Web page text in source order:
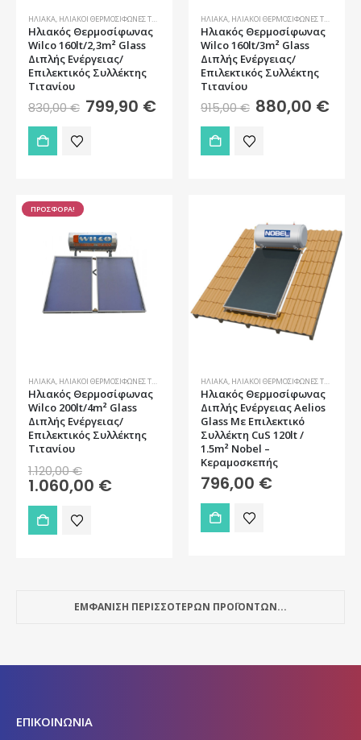
ΗΛΙΑΚΆ, ΗΛΙΑΚΟΊ ΘΕΡΜΟΣΊΦΩΝΕΣ ΤΑΡΆΤΣΑΣ
Ηλιακός Θερμοσίφωνας
Wilco 160lt/2,3m² Glass
Διπλής Ενέργειας/
Επιλεκτικός Συλλέκτης
Tιτανίου
830,00€ Original
price
799,90 €Η
τρέχουσα
799,90 €.
ΗΛΙΑΚΆ, ΗΛΙΑΚΟΊ ΘΕΡΜΟΣΊΦΩΝΕΣ ΤΑΡΆΤΣΑΣ
Ηλιακός Θερμοσίφωνας
Wilco 160lt/3m² Glass
Διπλής Ενέργειας/
Επιλεκτικός Συλλέκτης
Tιτανίου
915,00€ Original
price
915,00 €.
880,00 €Η
ΠΡΟΣΦΟΡΑ!
ΗΛΙΑΚΆ, ΗΛΙΑΚΟΊ ΘΕΡΜΟΣΊΦΩΝΕΣ ΤΑΡΆΤΣΑΣ
Ηλιακός Θερμοσίφωνας
Wilco 200lt/4m² Glass
Διπλής Ενέργειας/
Επιλεκτικός Συλλέκτης
Tιτανίου
1.120,00€price
was:
1.060,00 €Η
ΗΛΙΑΚΆ, ΗΛΙΑΚΟΊ ΘΕΡΜΟΣΊΦΩΝΕΣ ΤΑΡΆΤΣΑΣ
Ηλιακός Θερμοσίφωνας
Διπλής Ενέργειας Aelios
Glass Με Επιλεκτικό
Συλλέκτη CuS 120lt /
1.5m² Nobel –
Κεραμοσκεπής
796,00 €
ΕΜΦΑΝΙΣΗ ΠΕΡΙΣΣΟΤΕΡΩΝ ΠΡΟΪΟΝΤΩΝ...
ΕΠΙΚΟΙΝΩΝΙΑ